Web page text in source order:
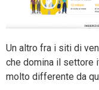
Un altro fra i siti di
che domina il settore
molto differente da